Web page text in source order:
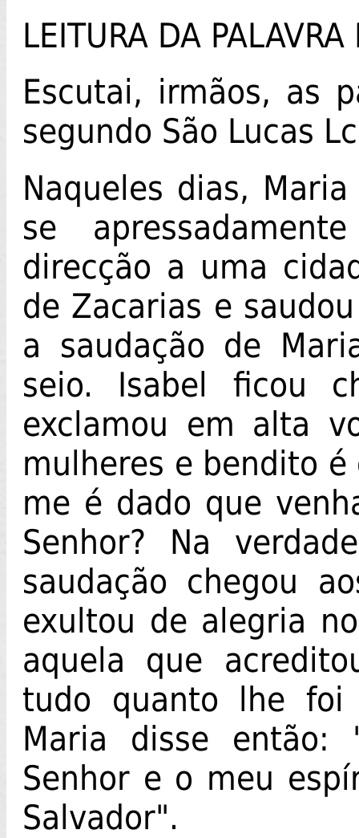
LEITURA DA
Escutai, irmãos, as
segundo São Lucas
Naqueles dias,
se
direcção a uma
de Zacarias e
a saudação de
seio. Isabel ficou
exclamou em alta
mulheres e bendito
me é dado que
Senhor? Na
saudação chegou
exultou de alegria
aquela que
tudo quanto lhe
Maria disse
Senhor e o meu
Salvador".